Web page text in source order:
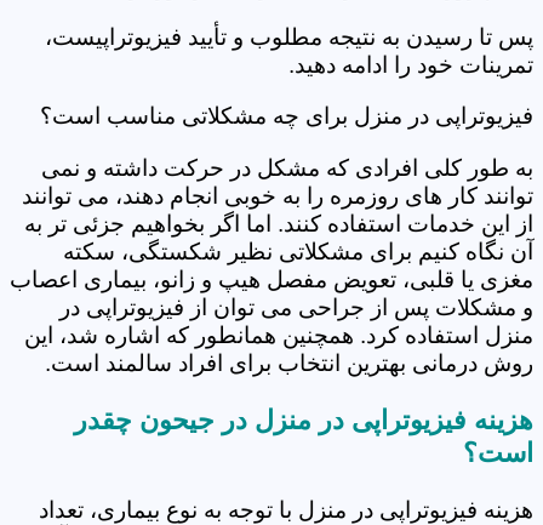
پس تا رسیدن به نتیجه مطلوب و تأیید فیزیوتراپیست،
تمرینات خود را ادامه دهید.
فیزیوتراپی در منزل برای چه مشکلاتی مناسب است؟
به طور کلی افرادی که مشکل در حرکت داشته و نمی
توانند کار های روزمره را به خوبی انجام دهند، می توانند
از این خدمات استفاده کنند. اما اگر بخواهیم جزئی تر به
آن نگاه کنیم برای مشکلاتی نظیر شکستگی، سکته
مغزی یا قلبی، تعویض مفصل هیپ و زانو، بیماری اعصاب
و مشکلات پس از جراحی می توان از فیزیوتراپی در
منزل استفاده کرد. همچنین همانطور که اشاره شد، این
روش درمانی بهترین انتخاب برای افراد سالمند است.
هزینه فیزیوتراپی در منزل در جیحون چقدر
است؟
هزینه فیزیوتراپی در منزل با توجه به نوع بیماری، تعداد